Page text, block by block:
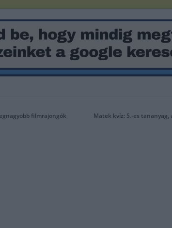
filmrajongók
Matek kvíz: 5.-es